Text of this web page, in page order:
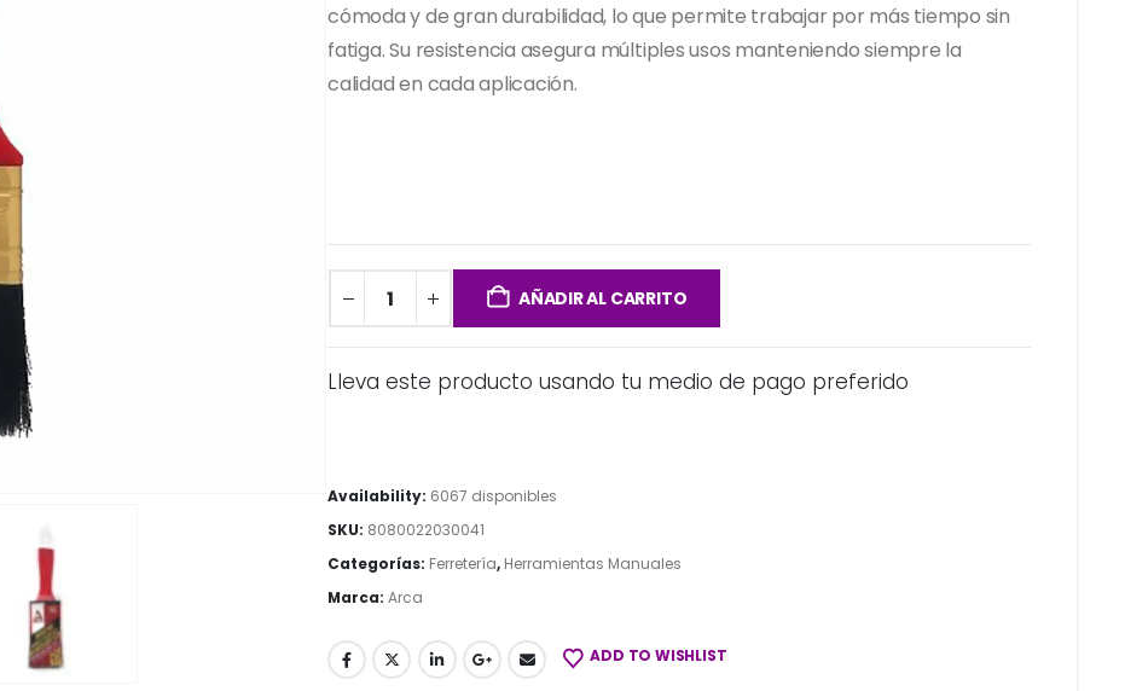
cómoda y de gran durabilidad, lo que permite trabajar por más tiempo sin
fatiga. Su resistencia asegura múltiples usos manteniendo siempre la
calidad en cada aplicación.
AÑADIR AL CARRITO
Lleva este producto usando tu medio de pago preferido
Availability: 6067 disponibles
SKU: 8080022030041
Categorías: Ferretería, Herramientas Manuales
Marca:Arca
ADD TO WISHLIST